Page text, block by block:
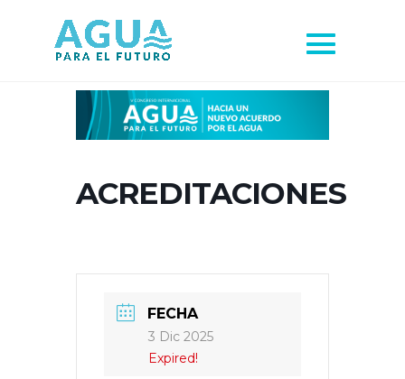
ACREDITACIONES
FECHA
3 Dic 2025
Expired!